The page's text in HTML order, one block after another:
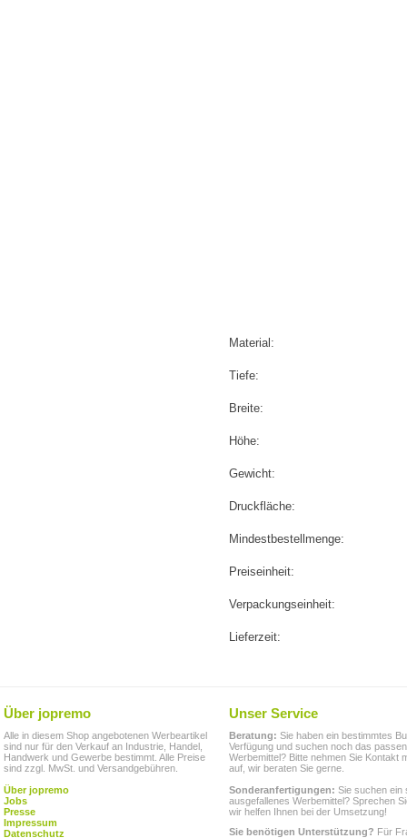
Material:
Tiefe:
Breite:
Höhe:
Gewicht:
Druckfläche:
Mindestbestellmenge:
Preiseinheit:
Verpackungseinheit:
Lieferzeit:
Über jopremo
Alle in diesem Shop angebotenen Werbeartikel
sind nur für den Verkauf an Industrie, Handel,
Handwerk und Gewerbe bestimmt. Alle Preise
sind zzgl. MwSt. und Versandgebühren.
Über jopremo
Jobs
Presse
Impressum
Datenschutz
Unser Service
Beratung: Sie haben ein bestimmtes
Verfügung und suchen noch das
Werbemittel? Bitte nehmen Sie Kontakt
auf, wir beraten Sie gerne.
Sonderanfertigungen: Sie suchen ein
ausgefallenes Werbemittel? Sprechen
wir helfen Ihnen bei der Umsetzung!
Sie benötigen Unterstützung? Für